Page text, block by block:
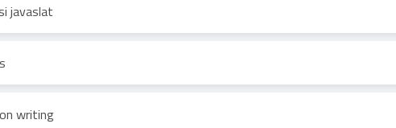
javaslat
writing